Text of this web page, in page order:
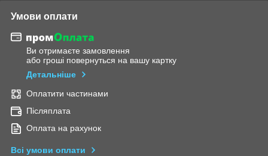
Умови оплати
Ви отримаєте замовлення
або гроші повернуться на вашу картку
Детальніше
Оплатити частинами
Післяплата
Оплата на рахунок
Всі умови оплати